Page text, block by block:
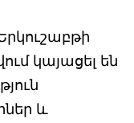
կայացել են
և